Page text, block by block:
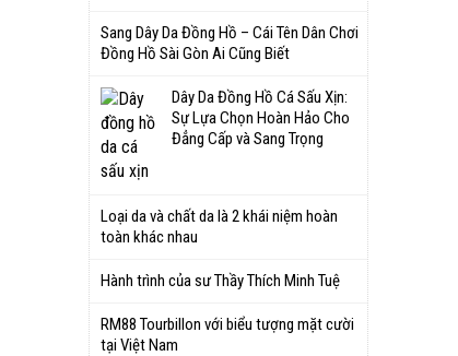
Sang Dây Da Đồng Hồ – Cái Tên Dân Chơi
Đồng Hồ Sài Gòn Ai Cũng Biết
Dây Da Đồng Hồ Cá Sấu Xịn:
Sự Lựa Chọn Hoàn Hảo Cho
Đẳng Cấp và Sang Trọng
Loại da và chất da là 2 khái niệm hoàn
toàn khác nhau
Hành trình của sư Thầy Thích Minh Tuệ
RM88 Tourbillon với biểu tượng mặt cười
tại Việt Nam